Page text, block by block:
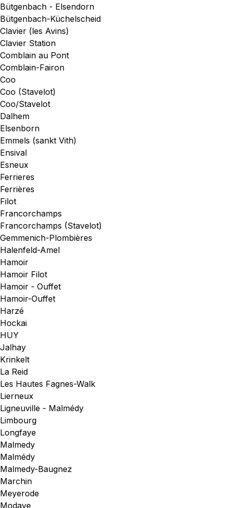
Bütgenbach - Elsendorn
Bütgenbach-Küchelscheid
Clavier (les Avins)
Clavier Station
Comblain au Pont
Comblain-Fairon
Coo
Coo (Stavelot)
Coo/Stavelot
Dalhem
Elsenborn
Emmels (sankt Vith)
Ensival
Esneux
Ferrieres
Ferrières
Filot
Francorchamps
Francorchamps (Stavelot)
Gemmenich-Plombières
Halenfeld-Amel
Hamoir
Hamoir Filot
Hamoir - Ouffet
Hamoir-Ouffet
Harzé
Hockai
HUY
Jalhay
Krinkelt
La Reid
Les Hautes Fagnes-Walk
Lierneux
Ligneuville - Malmédy
Limbourg
Longfaye
Malmedy
Malmédy
Malmedy-Baugnez
Marchin
Meyerode
Modave